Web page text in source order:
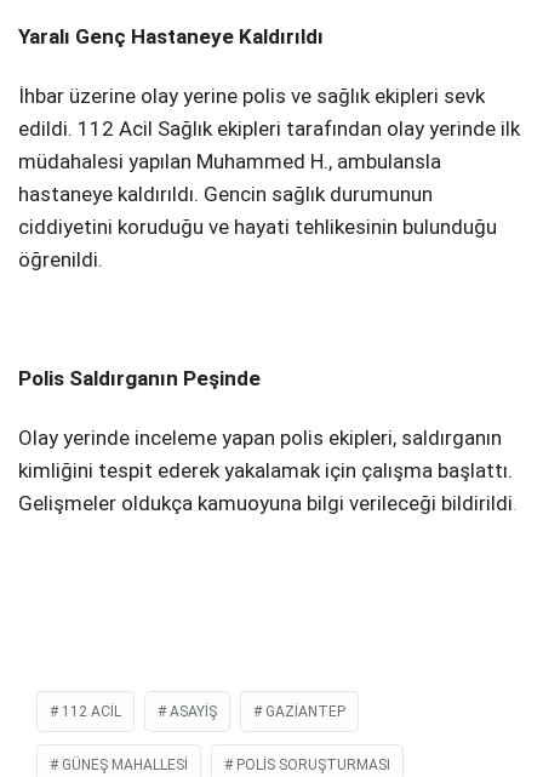
Yaralı Genç Hastaneye Kaldırıldı
İhbar üzerine olay yerine polis ve sağlık ekipleri sevk
edildi. 112 Acil Sağlık ekipleri tarafından olay yerinde ilk
müdahalesi yapılan Muhammed H., ambulansla
hastaneye kaldırıldı. Gencin sağlık durumunun
ciddiyetini koruduğu ve hayati tehlikesinin bulunduğu
öğrenildi.
Polis Saldırganın Peşinde
Olay yerinde inceleme yapan polis ekipleri, saldırganın
kimliğini tespit ederek yakalamak için çalışma başlattı.
Gelişmeler oldukça kamuoyuna bilgi verileceği bildirildi.
112 ACIL ASAYIŞ GAZIANTEP
GÜNEŞ MAHALLESI POLIS SORUŞTURMASI